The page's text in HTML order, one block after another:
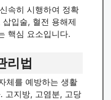
속히 시행하여 정확
입술, 혈전 용해제
핵심 요소입니다.
리법
체를 예방하는 생활
고지방, 고염분, 고당